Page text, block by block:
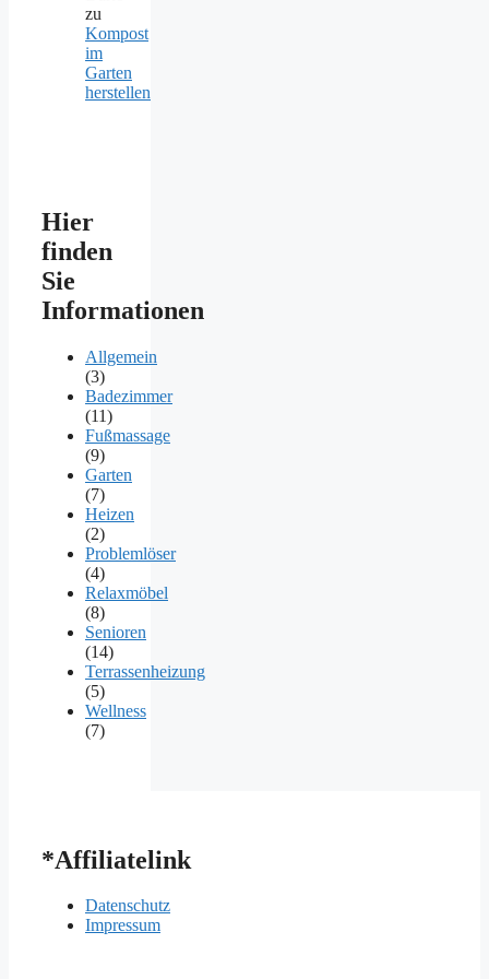
zu
Kompost
im
Garten
herstellen
Hier
finden
Sie
Informationen
Allgemein
(3)
Badezimmer
(11)
Fußmassage
(9)
Garten
(7)
Heizen
(2)
Problemlöser
(4)
Relaxmöbel
(8)
Senioren
(14)
Terrassenheizung
(5)
Wellness
(7)
*Affiliatelink
Datenschutz
Impressum